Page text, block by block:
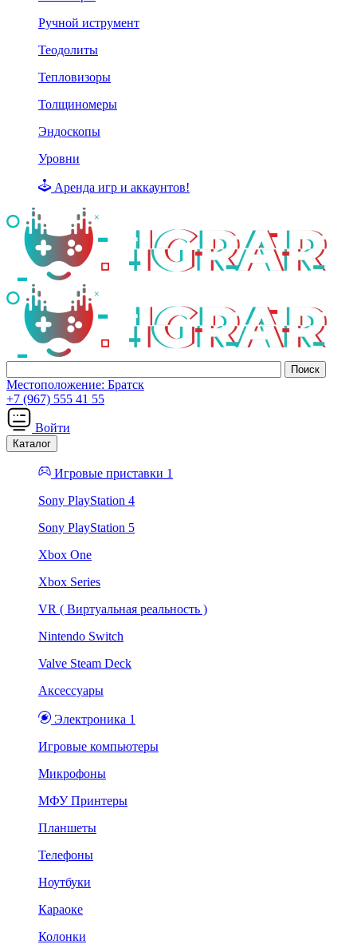
Ручной иструмент
Теодолиты
Тепловизоры
Толщиномеры
Эндоскопы
Уровни
Аренда игр и аккаунтов!
Местоположение: Братск
+7 (967) 555 41 55
Войти
Каталог
Игровые приставки 1
Sony PlayStation 4
Sony PlayStation 5
Xbox One
Xbox Series
VR ( Виртуальная реальность )
Nintendo Switch
Valve Steam Deck
Аксессуары
Электроника 1
Игровые компьютеры
Микрофоны
МФУ Принтеры
Планшеты
Телефоны
Ноутбуки
Караоке
Колонки